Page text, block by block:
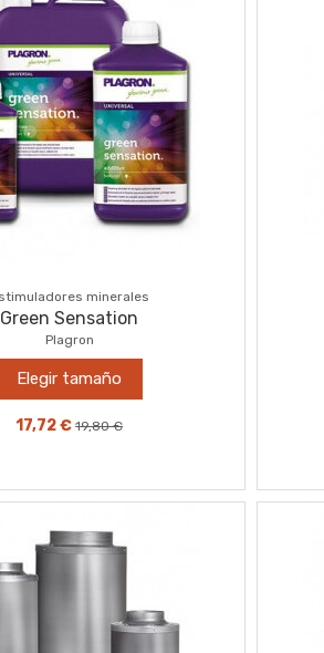
minerales
Green Sensation
Plagron
Elegir tamaño
17,72 €19,80 €